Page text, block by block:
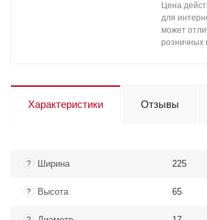
Цена
для
может
розничных
Характеристики Отзывы
? Ширина 225
? Высота 65